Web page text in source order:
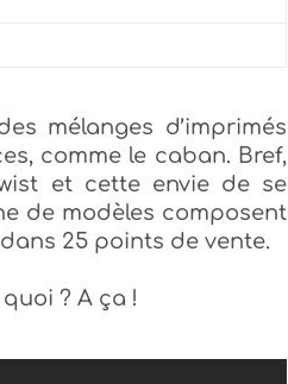
mélanges d’imprimés
comme le caban. Bref,
et cette envie de se
de modèles composent
25 points de vente.
? A ça !